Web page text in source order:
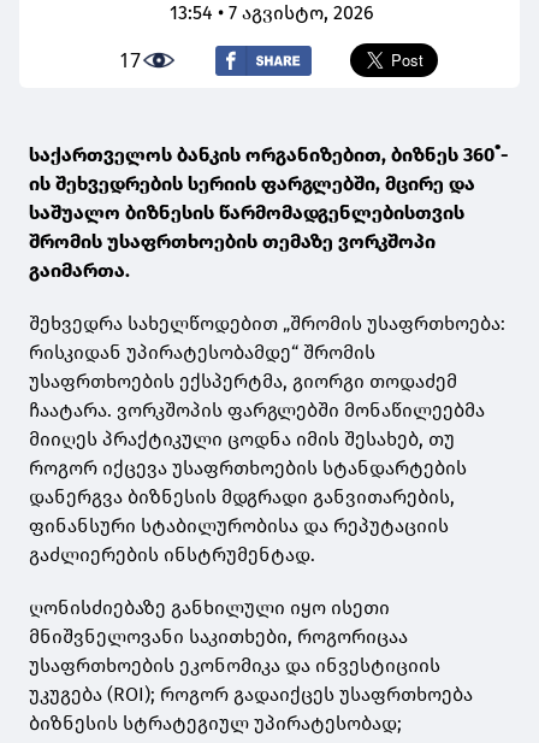
13:54 • 7 აგვისტო, 2026
17
საქართველოს ბანკის ორგანიზებით, ბიზნეს 360˚-
ის შეხვედრების სერიის ფარგლებში, მცირე და
საშუალო ბიზნესის წარმომადგენლებისთვის
შრომის უსაფრთხოების თემაზე ვორკშოპი
გაიმართა.
შეხვედრა სახელწოდებით „შრომის უსაფრთხოება:
რისკიდან უპირატესობამდე“ შრომის
უსაფრთხოების ექსპერტმა, გიორგი თოდაძემ
ჩაატარა. ვორკშოპის ფარგლებში მონაწილეებმა
მიიღეს პრაქტიკული ცოდნა იმის შესახებ, თუ
როგორ იქცევა უსაფრთხოების სტანდარტების
დანერგვა ბიზნესის მდგრადი განვითარების,
ფინანსური სტაბილურობისა და რეპუტაციის
გაძლიერების ინსტრუმენტად.
ღონისძიებაზე განხილული იყო ისეთი
მნიშვნელოვანი საკითხები, როგორიცაა
უსაფრთხოების ეკონომიკა და ინვესტიციის
უკუგება (ROI); როგორ გადაიქცეს უსაფრთხოება
ბიზნესის სტრატეგიულ უპირატესობად;